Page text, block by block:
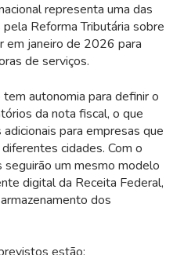
representa uma das
Reforma Tributária sobre
em janeiro de 2026 para
de serviços.
autonomia para definir o
da nota fiscal, o que
para empresas que
cidades. Com o
um mesmo modelo
digital da Receita Federal,
dos